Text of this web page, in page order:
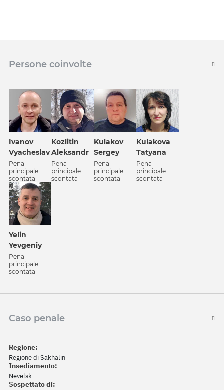
Persone coinvolte
Ivanov
Vyacheslav
Pena
principale
scontata
Kozlitin
Aleksandr
Pena
principale
scontata
Kulakov
Sergey
Pena
principale
scontata
Kulakova
Tatyana
Pena
principale
scontata
Yelin
Yevgeniy
Pena
principale
scontata
Caso penale
Regione:
Regione di Sakhalin
Insediamento:
Nevelsk
Sospettato di: